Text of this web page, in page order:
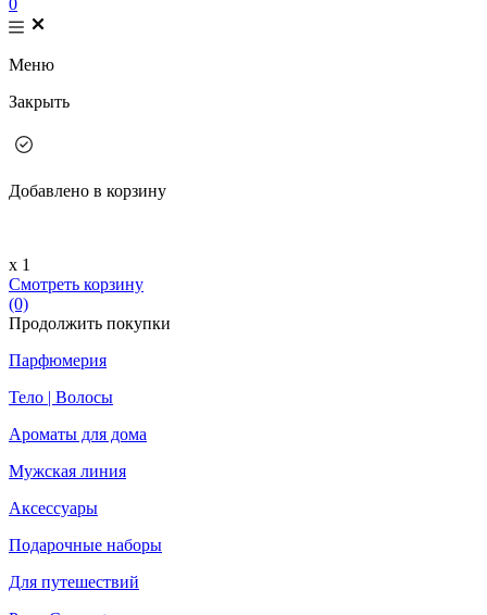
0
Меню
Закрыть
Добавлено в корзину
х 1
Смотреть корзину
(0)
Продолжить покупки
Парфюмерия
Тело | Волосы
Ароматы для дома
Мужская линия
Аксессуары
Подарочные наборы
Для путешествий